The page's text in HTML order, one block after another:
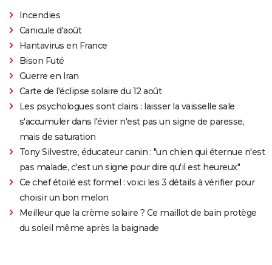
Incendies
Canicule d'août
Hantavirus en France
Bison Futé
Guerre en Iran
Carte de l'éclipse solaire du 12 août
Les psychologues sont clairs : laisser la vaisselle sale
s'accumuler dans l'évier n'est pas un signe de paresse,
mais de saturation
Tony Silvestre, éducateur canin : "un chien qui éternue n'est
pas malade, c'est un signe pour dire qu'il est heureux"
Ce chef étoilé est formel : voici les 3 détails à vérifier pour
choisir un bon melon
Meilleur que la crème solaire ? Ce maillot de bain protège
du soleil même après la baignade